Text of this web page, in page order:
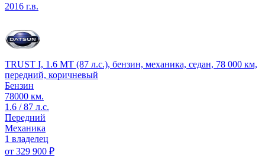
2016 г.в.
TRUST I, 1.6 MT (87 л.с.), бензин, механика, седан, 78 000 км,
передний, коричневый
Бензин
78000 км.
1.6 / 87 л.с.
Передний
Механика
1 владелец
от 329 900 ₽